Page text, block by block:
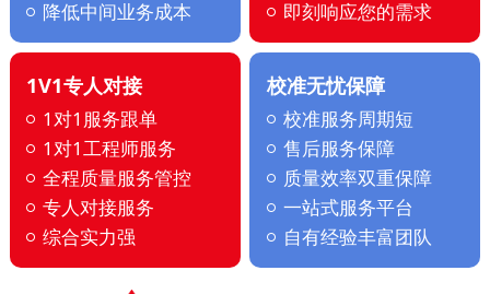
降低中间业务成本
即刻响应您的需求
1V1专人对接
1对1服务跟单
1对1工程师服务
全程质量服务管控
专人对接服务
综合实力强
校准无忧保障
校准服务周期短
售后服务保障
质量效率双重保障
一站式服务平台
自有经验丰富团队